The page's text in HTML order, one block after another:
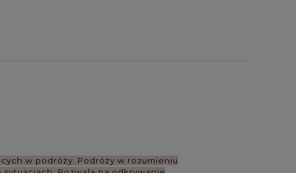
w podróży. Podróży w rozumieniu